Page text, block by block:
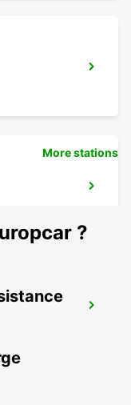
More stations
?